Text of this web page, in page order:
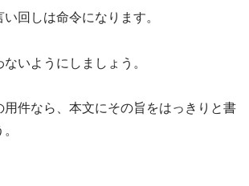
い回しは命令になります。
いようにしましょう。
用件なら、本文にその旨をはっきりと書